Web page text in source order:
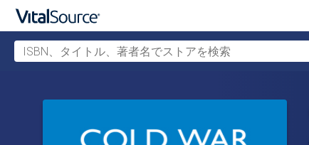
ISBN、タイトル、著者名でストアを検索